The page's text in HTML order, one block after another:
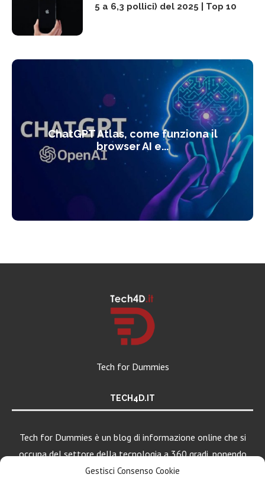
Gestisci Consenso Cookie
5 a 6,3 pollici) del 2025 | Top 10
ChatGPT Atlas, come funziona il
browser AI e...
Tech for Dummies
TECH4D.IT
Tech for Dummies è un blog di informazione online che si
occupa del settore della tecnologia a 360 gradi, ponendo
una particolare attenzione al mondo Android, Apple e